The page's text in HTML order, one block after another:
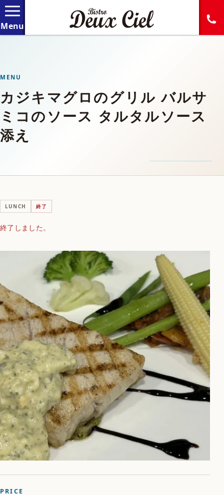
MENU
カジキマグロのグリル バルサ
ミコのソース タルタルソース
添え
LUNCH 終了
終了しました。
PRICE